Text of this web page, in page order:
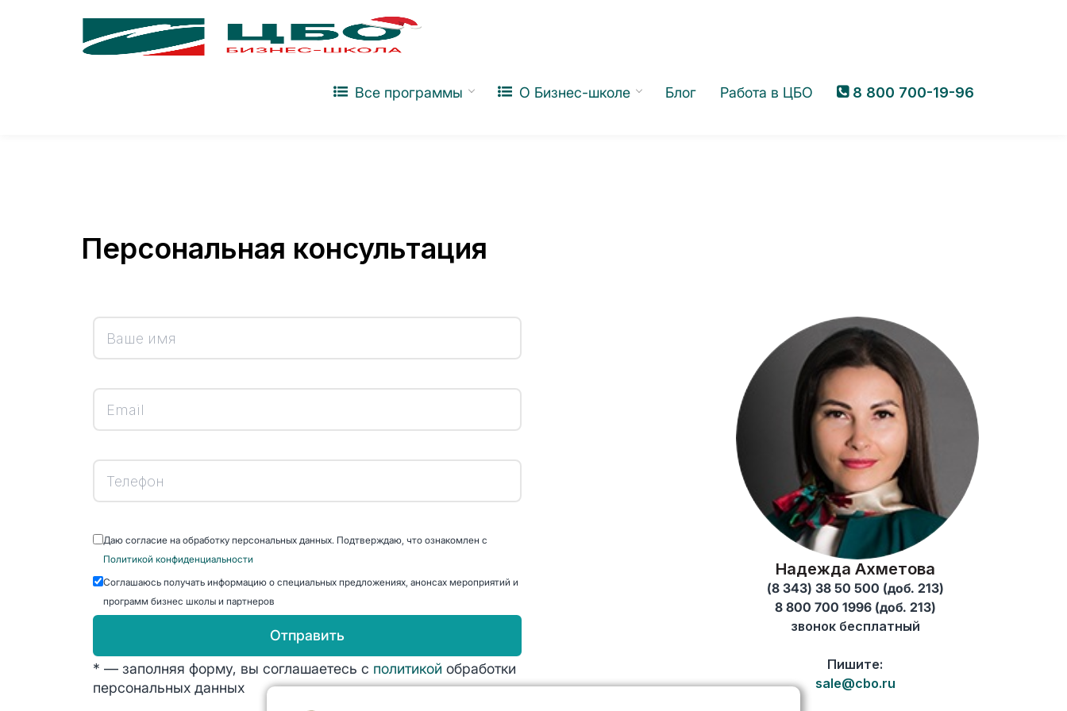
Все программы О Бизнес-школе Блог Работа в ЦБО 8 800 700-19-96
Персональная консультация
Даю согласие на обработку персональных данных. Подтверждаю, что ознакомлен с
Политикой конфиденциальности
Соглашаюсь получать информацию о специальных предложениях, анонсах мероприятий и
программ бизнес школы и партнеров
Отправить
* — заполняя форму, вы соглашаетесь с политикой обработки
персональных данных
Надежда Ахметова
(8 343) 38 50 500 (доб. 213)
8 800 700 1996 (доб. 213)
звонок бесплатный
Пишите:
sale@cbo.ru